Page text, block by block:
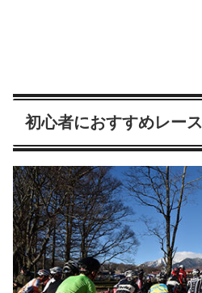
初心者におすすめレース